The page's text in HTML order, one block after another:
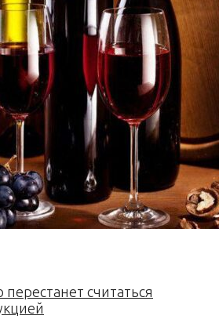
считаться